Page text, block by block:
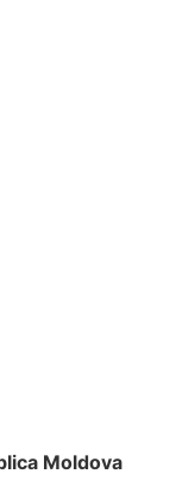
Moldova